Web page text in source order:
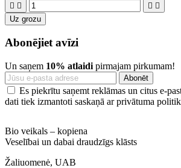
   
Uz grozu
Abonējiet avīzi
Un saņem 10% atlaidi pirmajam pirkumam!
Es piekrītu saņemt reklāmas un citus e-
dati tiek izmantoti saskaņā ar privātuma
Bio veikals – kopiena
Veselībai un dabai draudzīgs klāsts
Žaliuomenė, UAB